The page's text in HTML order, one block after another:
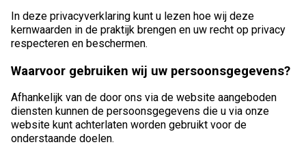
In deze privacyverklaring kunt u lezen hoe wij deze
kernwaarden in de praktijk brengen en uw recht op privacy
respecteren en beschermen.
Waarvoor gebruiken wij uw persoonsgegevens?
Afhankelijk van de door ons via de website aangeboden
diensten kunnen de persoonsgegevens die u via onze
website kunt achterlaten worden gebruikt voor de
onderstaande doelen.